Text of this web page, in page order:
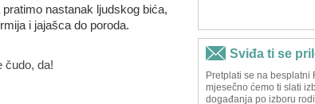
pratimo nastanak ljudskog bića,
i jajašca do poroda.
čudo, da!